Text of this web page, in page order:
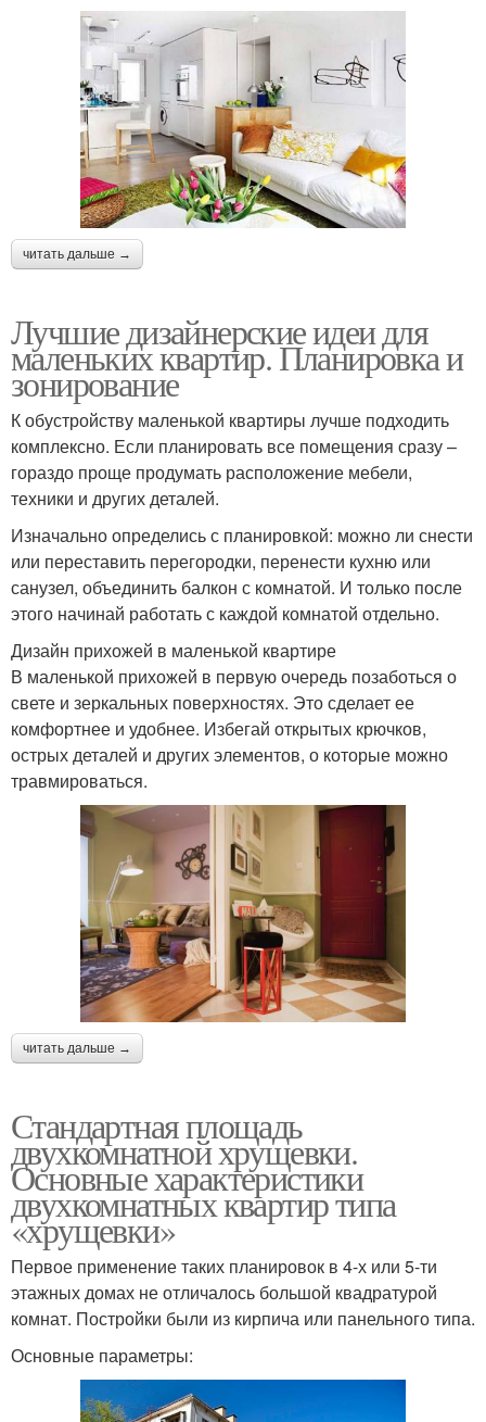
читать дальше →
Лучшие дизайнерские идеи для
маленьких квартир. Планировка и
зонирование
К обустройству маленькой квартиры лучше подходить
комплексно. Если планировать все помещения сразу –
гораздо проще продумать расположение мебели,
техники и других деталей.
Изначально определись с планировкой: можно ли снести
или переставить перегородки, перенести кухню или
санузел, объединить балкон с комнатой. И только после
этого начинай работать с каждой комнатой отдельно.
Дизайн прихожей в маленькой квартире
В маленькой прихожей в первую очередь позаботься о
свете и зеркальных поверхностях. Это сделает ее
комфортнее и удобнее. Избегай открытых крючков,
острых деталей и других элементов, о которые можно
травмироваться.
читать дальше →
Стандартная площадь
двухкомнатной хрущевки.
Основные характеристики
двухкомнатных квартир типа
«хрущевки»
Первое применение таких планировок в 4-х или 5-ти
этажных домах не отличалось большой квадратурой
комнат. Постройки были из кирпича или панельного типа.
Основные параметры: